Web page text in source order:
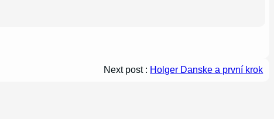
Next post : Holger Danske a první krok